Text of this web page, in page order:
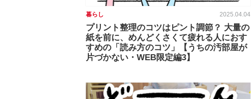
暮らし 2025.04.04
プリント整理のコツはピント調節？ 大量の
紙を前に、めんどくさくて疲れる人におす
すめの「読み方のコツ」【うちの汚部屋が
片づかない・WEB限定編3】